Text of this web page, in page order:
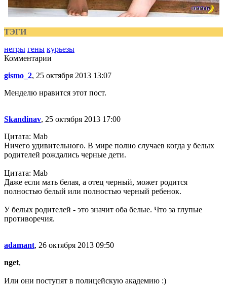
ТЭГИ
негры гены курьезы
Комментарии
gismo_2, 25 октября 2013 13:07
Менделю нравится этот пост.
Skandinav, 25 октября 2013 17:00
Цитата: Mab
Ничего удивительного. В мире полно случаев когда у белых
родителей рождались черные дети.
Цитата: Mab
Даже если мать белая, а отец черный, может родится
полностью белый или полностью черный ребенок.
У белых родителей - это значит оба белые. Что за глупые
противоречия.
adamant, 26 октября 2013 09:50
nget,
Или они поступят в полицейскую академию :)